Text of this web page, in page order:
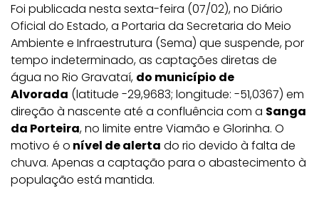
Foi publicada nesta sexta-feira (07/02), no Diário
Oficial do Estado, a Portaria da Secretaria do Meio
Ambiente e Infraestrutura (Sema) que suspende, por
tempo indeterminado, as captações diretas de
água no Rio Gravataí, do município de
Alvorada (latitude -29,9683; longitude: -51,0367) em
direção à nascente até a confluência com a Sanga
da Porteira, no limite entre Viamão e Glorinha. O
motivo é o nível de alerta do rio devido à falta de
chuva. Apenas a captação para o abastecimento à
população está mantida.